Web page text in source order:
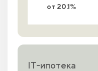
от 20.1%
IT-ипотека